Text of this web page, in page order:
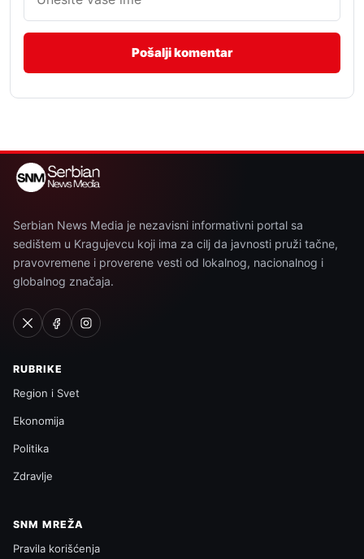
Serbian News Media je nezavisni informativni portal sa
sedištem u Kragujevcu koji ima za cilj da javnosti pruži tačne,
pravovremene i proverene vesti od lokalnog, nacionalnog i
globalnog značaja.
RUBRIKE
Region i Svet
Ekonomija
Politika
Zdravlje
SNM MREŽA
Pravila korišćenja